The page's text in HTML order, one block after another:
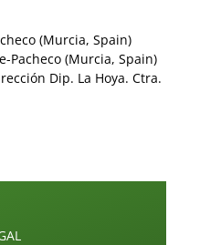
(Murcia, Spain)
Pacheco (Murcia, Spain)
Dip. La Hoya. Ctra.